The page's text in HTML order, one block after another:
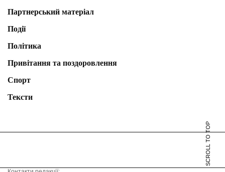
Партнерський матеріал
Події
Політика
Привітання та поздоровлення
Спорт
Тексти
SCROLL TO TOP